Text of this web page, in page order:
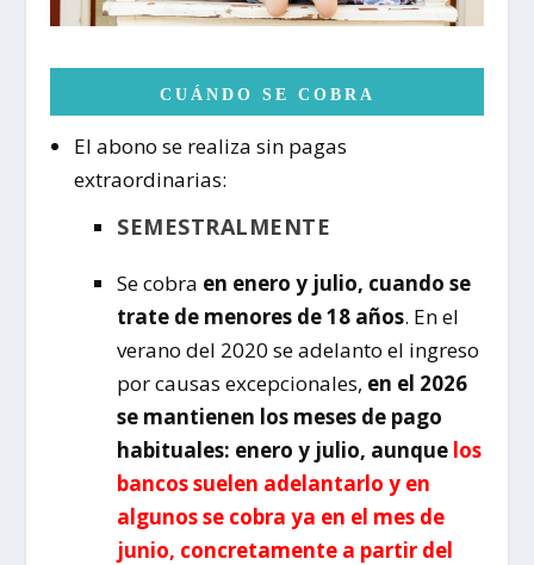
CUÁNDO SE COBRA
El abono se realiza sin pagas
extraordinarias:
SEMESTRALMENTE
Se cobra en enero y julio, cuando se
trate de menores de 18 años. En el
verano del 2020 se adelanto el ingreso
por causas excepcionales, en el 2026
se mantienen los meses de pago
habituales: enero y julio, aunque los
bancos suelen adelantarlo y en
algunos se cobra ya en el mes de
junio, concretamente a partir del